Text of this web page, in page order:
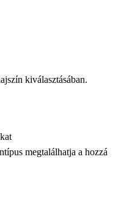
kiválasztásában.
megtalálhatja a hozzá